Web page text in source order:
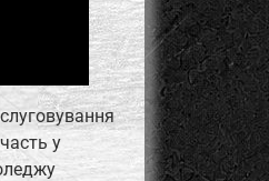
у